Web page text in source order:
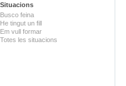
Situacions
Busco feina
He tingut un fill
Em vull formar
Totes les situacions